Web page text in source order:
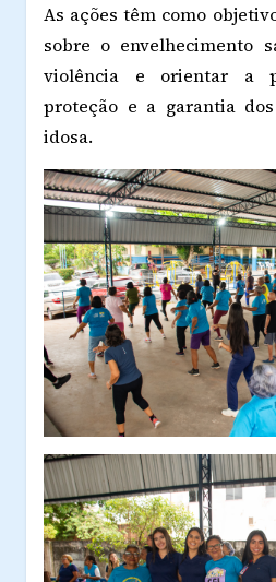
As ações têm como
sobre o envelhecimento
violência e orientar a
proteção e a garantia
idosa.